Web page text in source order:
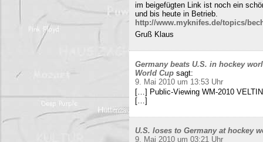
im beigefügten Link ist noch ein
und bis heute in Betrieb.
http://www.myknifes.de/topics/
Gruß Klaus
Germany beats U.S. in hockey
World Cup sagt:
9. Mai 2010 um 13:53 Uhr
[…] Public-Viewing WM-2010
[…]
U.S. loses to Germany at hockey
9. Mai 2010 um 03:21 Uhr